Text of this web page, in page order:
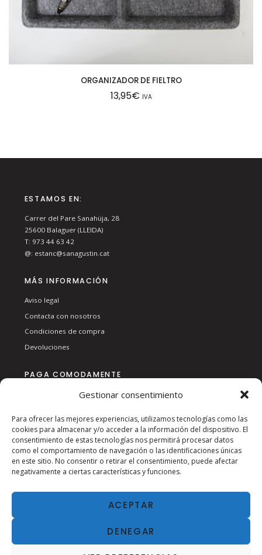
Gestionar consentimiento
Para ofrecer las mejores experiencias, utilizamos tecnologías como las
cookies para almacenar y/o acceder a la información del dispositivo. El
consentimiento de estas tecnologías nos permitirá procesar datos
como el comportamiento de navegación o las identificaciones únicas
en este sitio. No consentir o retirar el consentimiento, puede afectar
negativamente a ciertas características y funciones.
ACEPTAR
DENEGAR
ORGANIZADOR DE FIELTRO
13,95€ IVA
ESTAMOS EN:
Carrer del Pare Sanahüja, 28
25600 Balaguer (LLEIDA)
T: 973 44 63 42
@: estanc@sanagustin.cat
MÁS INFORMACIÓN
Aviso legal
Contacta con nosotros
Condiciones de compra
Devoluciones
PAGA COMODAMENTE
SÍGUENOS EN RSS: